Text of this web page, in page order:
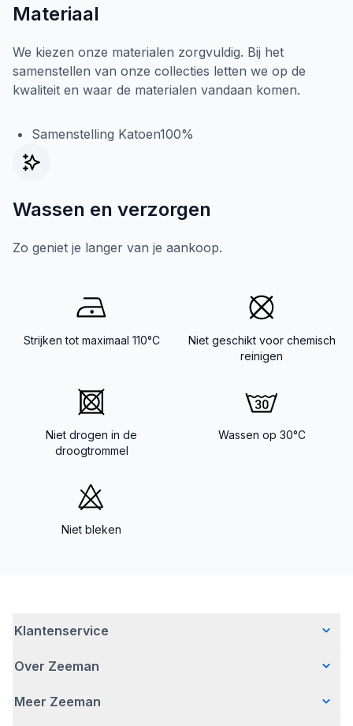
Materiaal
We kiezen onze materialen zorgvuldig. Bij het
samenstellen van onze collecties letten we op de
kwaliteit en waar de materialen vandaan komen.
Samenstelling Katoen100%
Wassen en verzorgen
Zo geniet je langer van je aankoop.
Strijken tot maximaal 110°C
Niet geschikt voor chemisch
reinigen
Niet drogen in de
droogtrommel
Wassen op 30°C
Niet bleken
Klantenservice
Veelgestelde vragen
Bezorgen
Over Zeeman
Wie wij zijn
Meer Zeeman